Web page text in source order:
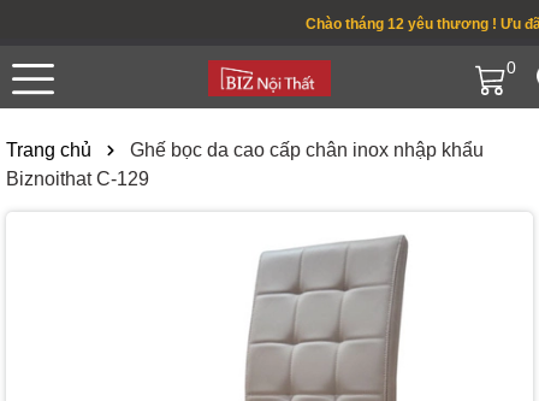
Chào tháng 12 yêu thương ! Ưu đãi
0
Trang chủ
Ghế bọc da cao cấp chân inox nhập khẩu
Biznoithat C-129